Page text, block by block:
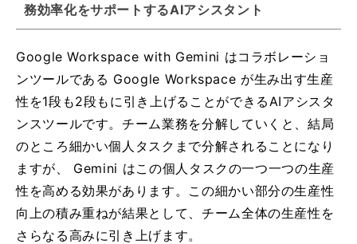
務効率化をサポートするAIアシスタント
Google Workspace with Gemini はコラボレーショ
ンツールである Google Workspace が生み出す生産
性を1段も2段もに引き上げることができるAIアシスタ
ンスツールです。チーム業務を分解していくと、結局
のところ細かい個人タスクまで分解されることになり
ますが、 Gemini はこの個人タスクの一つ一つの生産
性を高める効果があります。この細かい部分の生産性
向上の積み重ねが結果として、チーム全体の生産性を
さらなる高みに引き上げます。